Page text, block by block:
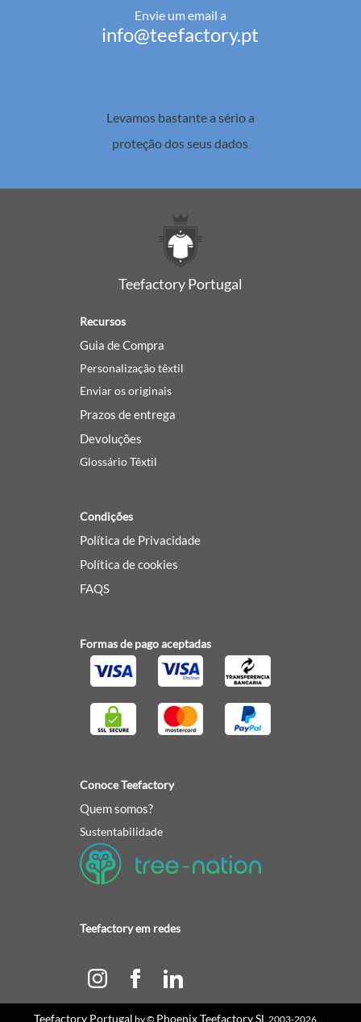
Envie um email a
info@teefactory.pt
Levamos bastante a sério a
proteção dos seus dados
Teefactory Portugal
Recursos
Guia de Compra
Personalização têxtil
Enviar os originais
Prazos de entrega
Devoluções
Glossário Têxtil
Condições
Política de Privacidade
Política de cookies
FAQS
Formas de pago aceptadas
Conoce Teefactory
Quem somos?
Sustentabilidade
Teefactory em redes
Teefactory Portugal by © Phoenix Teefactory SL2003-2026